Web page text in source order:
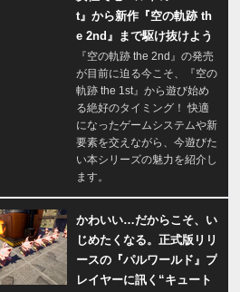
t』から新作『空の軌跡 th
e 2nd』まで駆け抜けよう
『空の軌跡 the 2nd』の発売
が目前に迫る今こそ、『空の
軌跡 the 1st』から遊び始め
る絶好のタイミング！ 快適
になったゲームシステムや新
要素を交えながら、今遊びた
い本シリーズの魅力を紹介し
ます。
かわいい…だからこそ、い
じめたくなる。正式版リリ
ースの『パルワールド』プ
レイヤーに訊く“キュート